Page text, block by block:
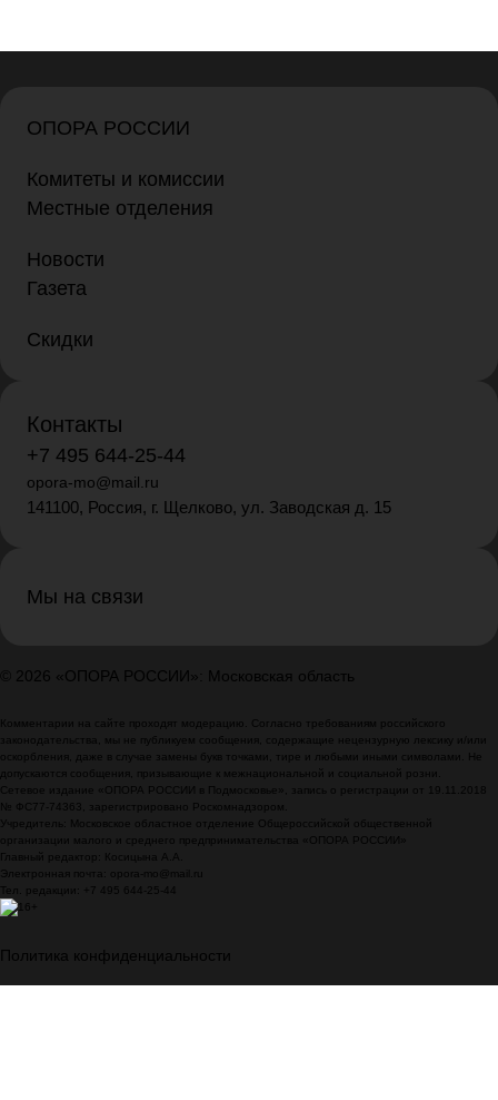
ОПОРА РОССИИ
Комитеты и комиссии
Местные отделения
Новости
Газета
Скидки
Контакты
+7 495 644-25-44
opora-mo@mail.ru
141100, Россия, г. Щелково, ул. Заводская д. 15
Мы на связи
© 2026 «ОПОРА РОССИИ»: Московская область
Комментарии на сайте проходят модерацию. Согласно требованиям российского
законодательства, мы не публикуем сообщения, содержащие нецензурную лексику и/или
оскорбления, даже в случае замены букв точками, тире и любыми иными символами. Не
допускаются сообщения, призывающие к межнациональной и социальной розни.
Сетевое издание «ОПОРА РОССИИ в Подмосковье», запись о регистрации от 19.11.2018
№ ФС77-74363, зарегистрировано Роскомнадзором.
Учредитель: Московское областное отделение Общероссийской общественной
организации малого и среднего предпринимательства «ОПОРА РОССИИ»
Главный редактор: Косицына А.А.
Электронная почта: opora-mo@mail.ru
Тел. редакции: +7 495 644-25-44
Политика конфиденциальности